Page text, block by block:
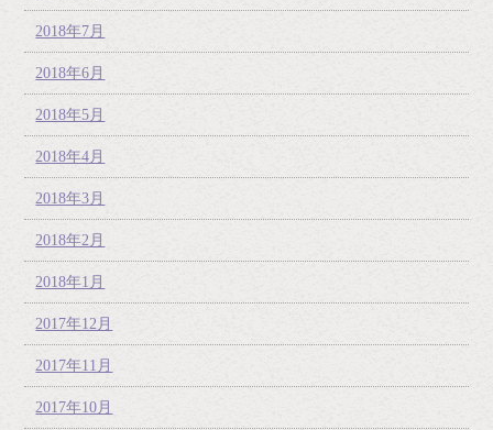
2018年7月
2018年6月
2018年5月
2018年4月
2018年3月
2018年2月
2018年1月
2017年12月
2017年11月
2017年10月